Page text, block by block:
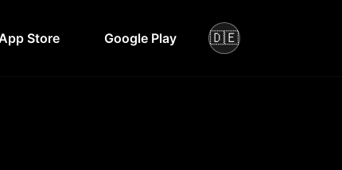
Store Google Play 🇩🇪